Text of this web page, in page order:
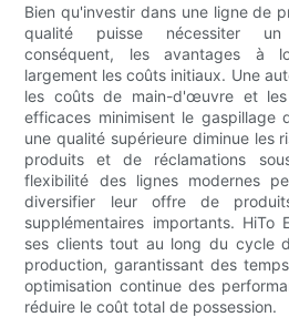
Bien qu'investir dans une ligne de
qualité puisse nécessiter un
conséquent, les avantages à
largement les coûts initiaux. Une
les coûts de main-d'œuvre et les
efficaces minimisent le gaspillage
une qualité supérieure diminue les
produits et de réclamations
flexibilité des lignes modernes
diversifier leur offre de
supplémentaires importants. HiTo
ses clients tout au long du cycle
production, garantissant des
optimisation continue des
réduire le coût total de possession.